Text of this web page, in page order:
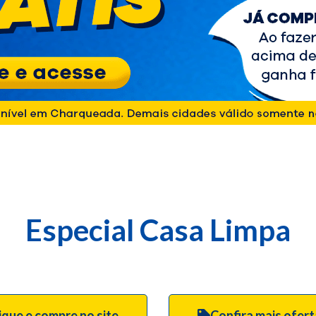
Especial Casa Limpa